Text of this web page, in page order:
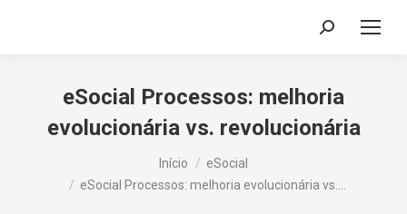
Search:
eSocial Processos: melhoria
evolucionária vs. revolucionária
Início
eSocial
eSocial Processos: melhoria evolucionária vs.…